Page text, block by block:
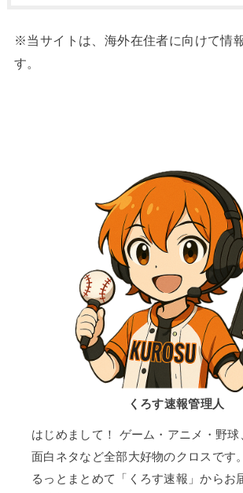
※当サイトは、海外在住者に向けて情
す。
くろす速報管理人
はじめまして！ ゲーム・アニメ・野球
面白ネタなど全部大好物のクロスです
るっとまとめて「くろす速報」からお